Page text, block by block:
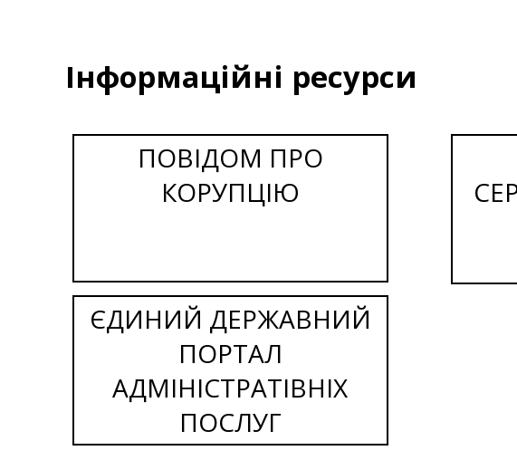
Інформаційні ресурси
ПОВІДОМ ПРО
КОРУПЦІЮ
ЄДИНИЙ ДЕРЖАВНИЙ
ПОРТАЛ
АДМІНІСТРАТІВНІХ
ПОСЛУГ